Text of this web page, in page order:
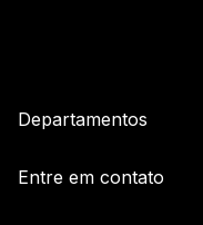
Departamentos
Entre em contato